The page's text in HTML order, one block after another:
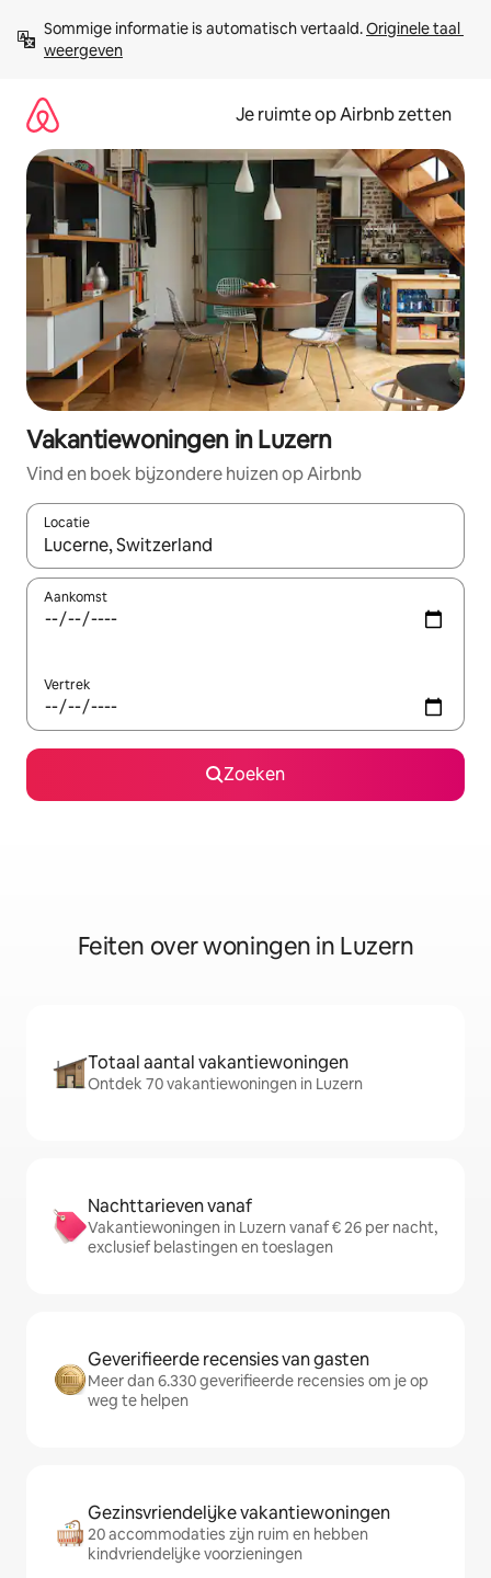
direct
naar
Sommige informatie is automatisch vertaald. Originele taal
weergeven
Je ruimte op Airbnb zetten
Vakantiewoningen in Luzern
Vind en boek bijzondere huizen op Airbnb
Locatie
Wanneer er suggesties beschikbaar zijn, maak je een keuze
Aankomst
Vertrek
Zoeken
Feiten over woningen in Luzern
Totaal aantal vakantiewoningen
Ontdek 70 vakantiewoningen in Luzern
Nachttarieven vanaf
Vakantiewoningen in Luzern vanaf € 26 per nacht,
exclusief belastingen en toeslagen
Geverifieerde recensies van gasten
Meer dan 6.330 geverifieerde recensies om je op
weg te helpen
Gezinsvriendelijke vakantiewoningen
20 accommodaties zijn ruim en hebben
kindvriendelijke voorzieningen